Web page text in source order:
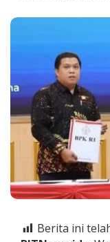
1
4
,
W
a
K
o
A
Berita ini